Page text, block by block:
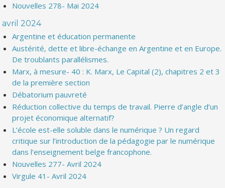
Nouvelles 278- Mai 2024
avril 2024
Argentine et éducation permanente
Austérité, dette et libre-échange en Argentine et en Europe.
De troublants parallélismes.
Marx, à mesure- 40 : K. Marx, Le Capital (2), chapitres 2 et 3
de la première section
Débatorium pauvreté
Réduction collective du temps de travail. Pierre d’angle d’un
projet économique alternatif?
L’école est-elle soluble dans le numérique ? Un regard
critique sur l’introduction de la pédagogie par le numérique
dans l’enseignement belge francophone.
Nouvelles 277- Avril 2024
Virgule 41- Avril 2024